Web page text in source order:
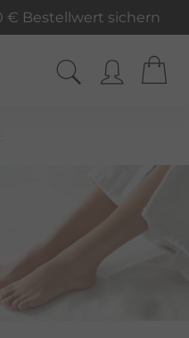
€ Bestellwert sichern